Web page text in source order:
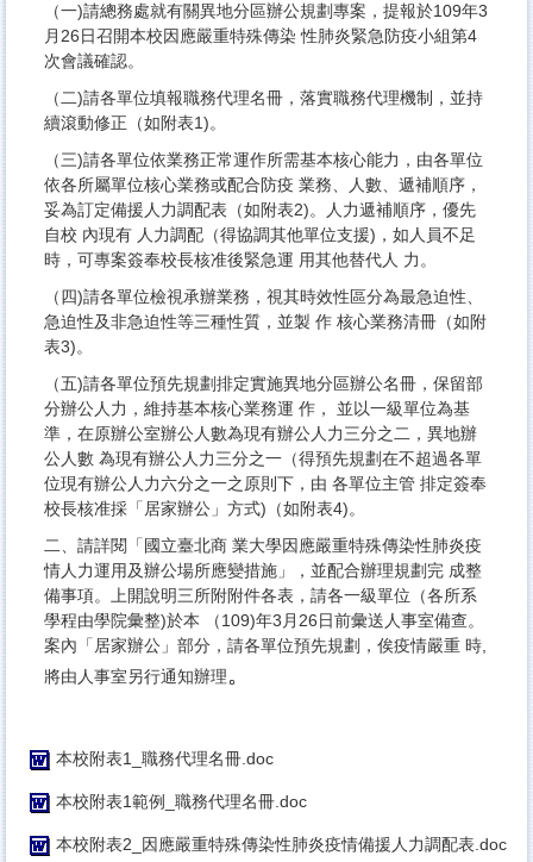
（一)請總務處就有關異地分區辦公規劃專案，提報於109年3
月26日召開本校因應嚴重特殊傳染 性肺炎緊急防疫小組第4
次會議確認。
（二)請各單位填報職務代理名冊，落實職務代理機制，並持
續滾動修正（如附表1)。
（三)請各單位依業務正常運作所需基本核心能力，由各單位
依各所屬單位核心業務或配合防疫 業務、人數、遞補順序，
妥為訂定備援人力調配表（如附表2)。人力遞補順序，優先
自校 內現有 人力調配（得協調其他單位支援)，如人員不足
時，可專案簽奉校長核准後緊急運 用其他替代人 力。
（四)請各單位檢視承辦業務，視其時效性區分為最急迫性、
急迫性及非急迫性等三種性質，並製 作 核心業務清冊（如附
表3)。
（五)請各單位預先規劃排定實施異地分區辦公名冊，保留部
分辦公人力，維持基本核心業務運 作， 並以一級單位為基
準，在原辦公室辦公人數為現有辦公人力三分之二，異地辦
公人數 為現有辦公人力三分之一（得預先規劃在不超過各單
位現有辦公人力六分之一之原則下，由 各單位主管 排定簽奉
校長核准採「居家辦公」方式)（如附表4)。
二、請詳閱「國立臺北商 業大學因應嚴重特殊傳染性肺炎疫
情人力運用及辦公場所應變措施」，並配合辦理規劃完 成整
備事項。上開說明三所附附件各表，請各一級單位（各所系
學程由學院彙整)於本 （109)年3月26日前彙送人事室備查。
案內「居家辦公」部分，請各單位預先規劃，俟疫情嚴重 時,
將由人事室另行通知辦理。
本校附表1_職務代理名冊.doc
本校附表1範例_職務代理名冊.doc
本校附表2_因應嚴重特殊傳染性肺炎疫情備援人力調配表.doc